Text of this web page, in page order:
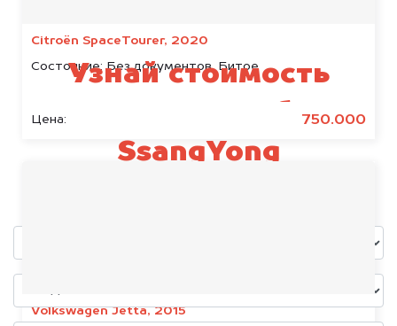
Citroën SpaceTourer, 2020
Состояние:Без документов, Битое
Цена: 750.000
Volkswagen Jetta, 2015
Узнай стоимость
своего автомобиля
SsangYong